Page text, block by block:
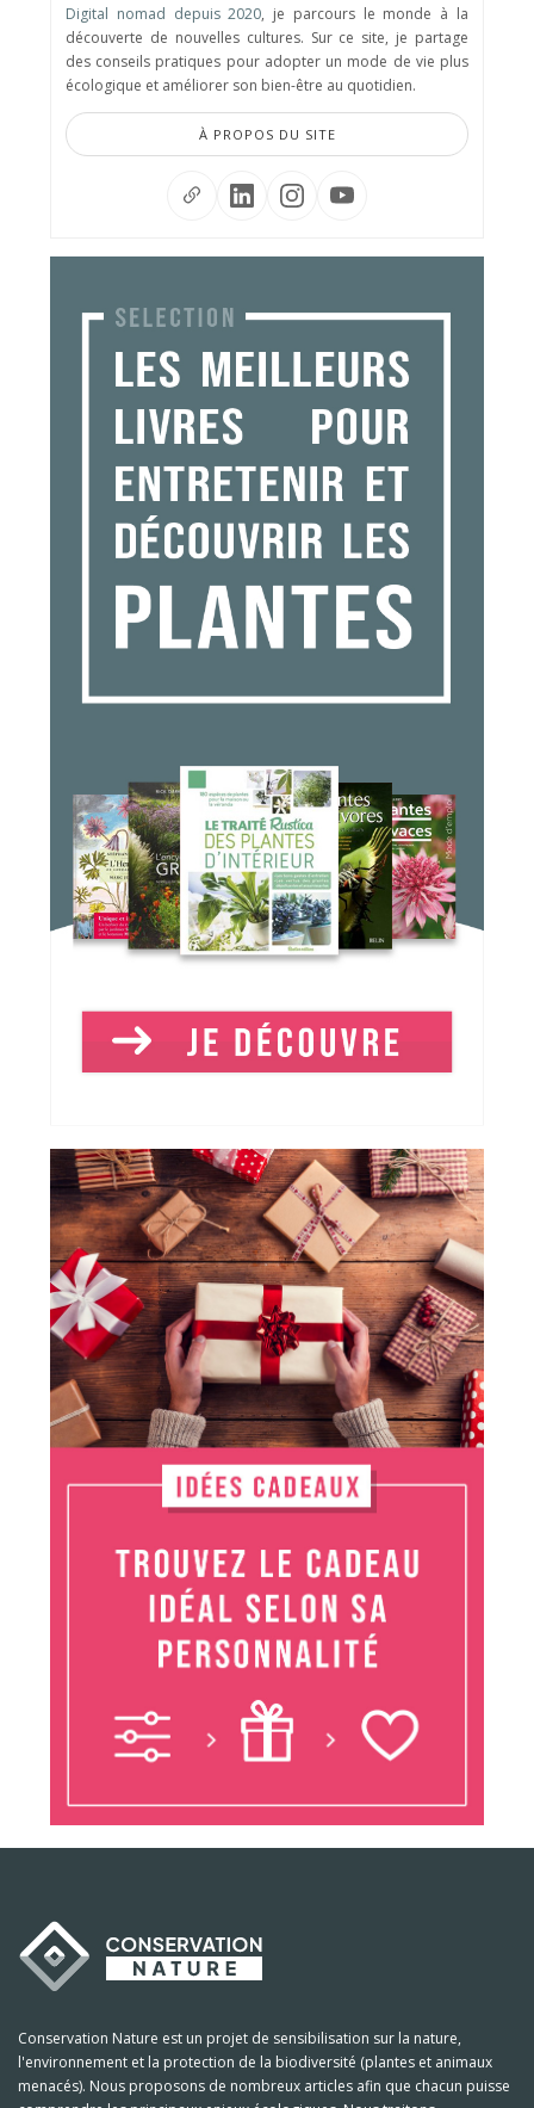
Digital nomad depuis 2020, je parcours le monde à la
découverte de nouvelles cultures. Sur ce site, je partage
des conseils pratiques pour adopter un mode de vie plus
écologique et améliorer son bien-être au quotidien.
À PROPOS DU SITE
Conservation Nature est un projet de sensibilisation sur la nature,
l'environnement et la protection de la biodiversité (plantes et animaux
menacés). Nous proposons de nombreux articles afin que chacun puisse